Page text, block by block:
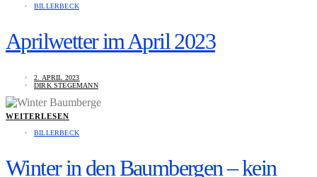
BILLERBECK
Aprilwetter im April 2023
2. APRIL 2023
DIRK STEGEMANN
WEITERLESEN
BILLERBECK
Winter in den Baumbergen – kein